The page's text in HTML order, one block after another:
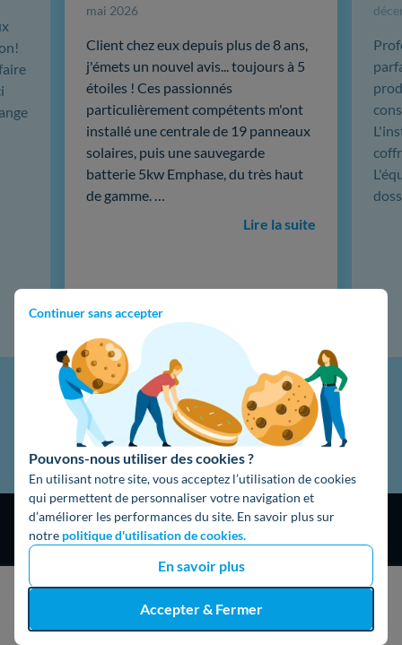
Continuer sans accepter
Pouvons-nous utiliser des cookies ?
En utilisant notre site, vous acceptez l’utilisation de cookies
qui permettent de personnaliser votre navigation et
d’améliorer les performances du site. En savoir plus sur
notre politique d'utilisation de cookies.
En savoir plus
Accepter & Fermer
J'obtiens un devis gratuit
mai 2026
Client chez eux depuis plus de 8 ans,
j'émets un nouvel avis... toujours à 5
étoiles ! Ces passionnés
particulièrement compétents m'ont
installé une centrale de 19 panneaux
solaires, puis une sauvegarde
batterie 5kw Emphase, du très haut
de gamme. …
Lire la suite
4,9/5
16474 avisGoogle